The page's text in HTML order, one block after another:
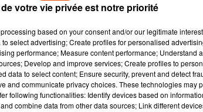
d’après l’UFC-Que choisir. Mais sur une
votre vie privée est notre priorité
based on your consent and/or our legitimate
select advertising; Create profiles for personalised
performance; Measure content performance; Understand
Develop and improve services; Create profiles to
data to select content; Ensure security, prevent and detect
and communicate privacy choices. These technologies may
following functionalities: Identify devices based on
combine data from other data sources; Link different